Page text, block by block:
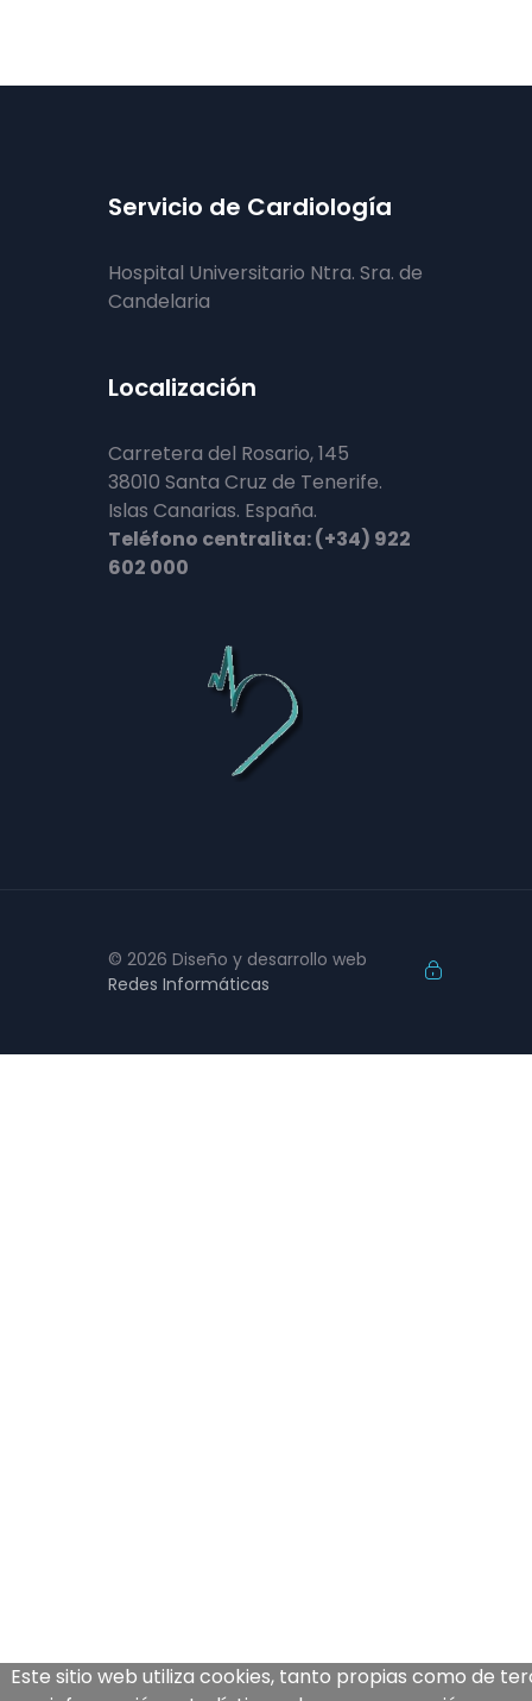
Servicio de Cardiología
Hospital Universitario Ntra. Sra. de
Candelaria
Localización
Carretera del Rosario, 145
38010 Santa Cruz de Tenerife.
Islas Canarias. España.
Teléfono centralita: (+34) 922
602 000
© 2026 Diseño y desarrollo web
Redes Informáticas
Este sitio web utiliza cookies, tanto propias como de